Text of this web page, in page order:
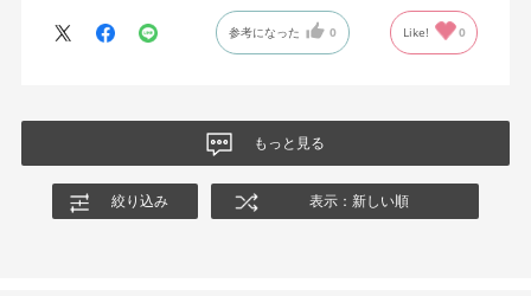
の作りもしっかりしておりこのお値段で組み立て作業もしていた
だけて、とても良い買い物ができました！
参考になった 0 Like! 0
もっと見る
絞り込み 表示：新しい順